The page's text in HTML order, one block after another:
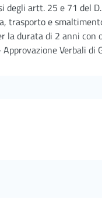
degli artt. 25 e 71 del
trasporto e
la durata di 2 anni con
Verbali di